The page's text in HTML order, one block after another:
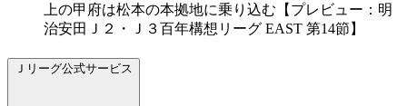
上の甲府は松本の本拠地に乗り込む【プレビュー：明
治安田Ｊ２・Ｊ３百年構想リーグ EAST 第14節】
Ｊリーグ公式サービス